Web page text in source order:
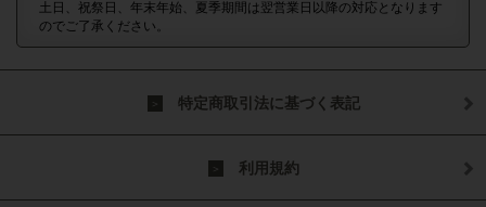
土日、祝祭日、年末年始、夏季期間は翌営業日以降の対応となります
のでご了承ください。
特定商取引法に基づく表記
利用規約